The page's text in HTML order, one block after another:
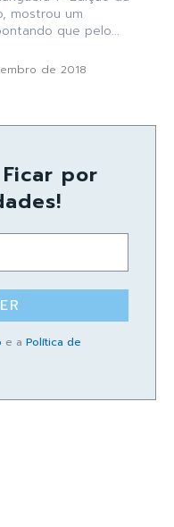
mostrou um
que pelo...
de 2018
por
e a Política de